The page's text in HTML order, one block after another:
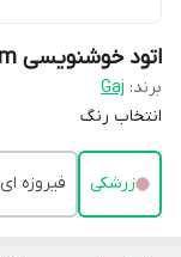
اتود خوشنویسی ۱/۸mm
برند: Gaj
انتخاب رنگ
زرشکی فیروزه ای